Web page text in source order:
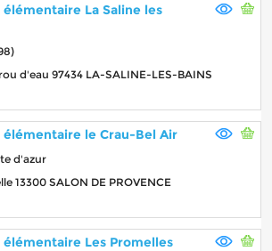
élémentaire La Saline les
d'eau 97434 LA-SALINE-LES-BAINS
élémentaire le Crau-Bel Air
d'azur
13300 SALON DE PROVENCE
élémentaire Les Promelles